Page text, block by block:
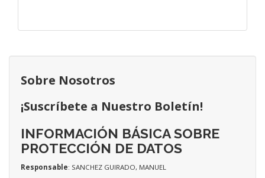
Sobre Nosotros
¡Suscríbete a Nuestro Boletín!
INFORMACIÓN BÁSICA SOBRE
PROTECCIÓN DE DATOS
Responsable: SANCHEZ GUIRADO, MANUEL